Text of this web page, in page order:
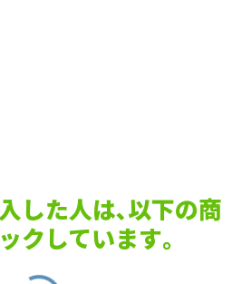
した人は､以下の商
クしています｡